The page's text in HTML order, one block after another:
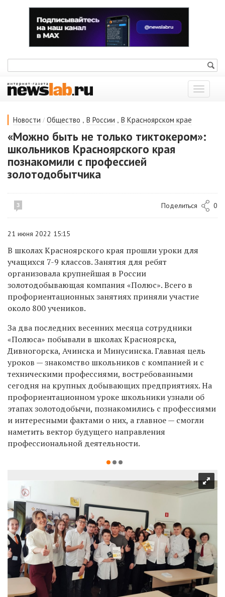
Показать
меню
Новости / Общество , В России , В Красноярском крае
«Можно быть не только тиктокером»:
школьников Красноярского края
познакомили с профессией
золотодобытчика
3 Поделиться 0
21 июня 2022 15:15
В школах Красноярского края прошли уроки для
учащихся 7-9 классов. Занятия для ребят
организовала крупнейшая в России
золотодобывающая компания «Полюс». Всего в
профориентационных занятиях приняли участие
около 800 учеников.
За два последних весенних месяца сотрудники
«Полюса» побывали в школах Красноярска,
Дивногорска, Ачинска и Минусинска. Главная цель
уроков — знакомство школьников с компанией и с
техническими профессиями, востребованными
сегодня на крупных добывающих предприятиях. На
профориентационном уроке школьники узнали об
этапах золотодобычи, познакомились с профессиями
и интересными фактами о них, а главное — смогли
наметить вектор будущего направления
профессиональной деятельности.